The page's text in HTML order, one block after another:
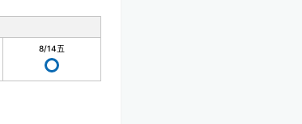
8/14五